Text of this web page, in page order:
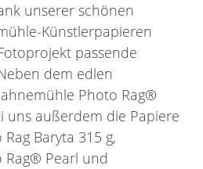
unserer schönen
Künstlerpapieren
passende
dem edlen
Photo Rag®
uns außerdem die Papiere
Baryta 315 g,
Pearl und